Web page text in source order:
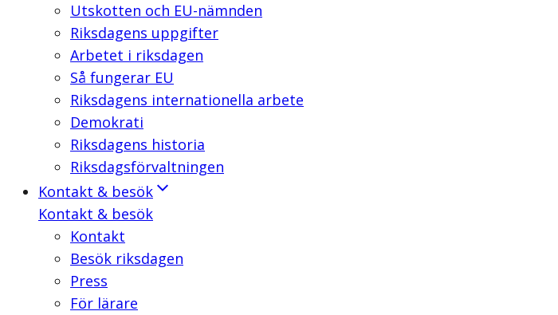
Utskotten och EU-nämnden
Riksdagens uppgifter
Arbetet i riksdagen
Så fungerar EU
Riksdagens internationella arbete
Demokrati
Riksdagens historia
Riksdagsförvaltningen
Kontakt & besök
Kontakt & besök
Kontakt
Besök riksdagen
Press
För lärare